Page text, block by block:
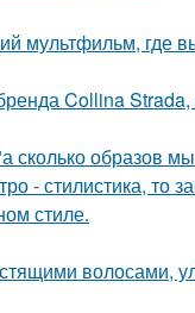
мультфильм, где
Collina
сколько образов
- стилистика, то
стиле.
волосами,